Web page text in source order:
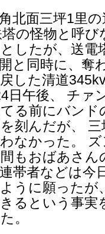
北面三坪1里
塔の怪物と呼
したが、送
と同時に、奪
した清道
日午後、 チァ
る前にバン
刻んだが、
なかった。
もおばあさ
帯者などは今
うに願ったが
るという事実
。